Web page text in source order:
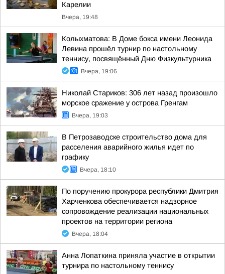
Карелии
Вчера, 19:48
Колыхматова: В Доме бокса имени Леонида
Левина прошёл турнир по настольному
теннису, посвящённый Дню Физкультурника
Вчера, 19:06
Николай Стариков: 306 лет назад произошло
морское сражение у острова Гренгам
Вчера, 19:03
В Петрозаводске строительство дома для
расселения аварийного жилья идет по
графику
Вчера, 18:10
По поручению прокурора республики Дмитрия
Харченкова обеспечивается надзорное
сопровождение реализации национальных
проектов на территории региона
Вчера, 18:04
Анна Лопаткина приняла участие в открытии
турнира по настольному теннису